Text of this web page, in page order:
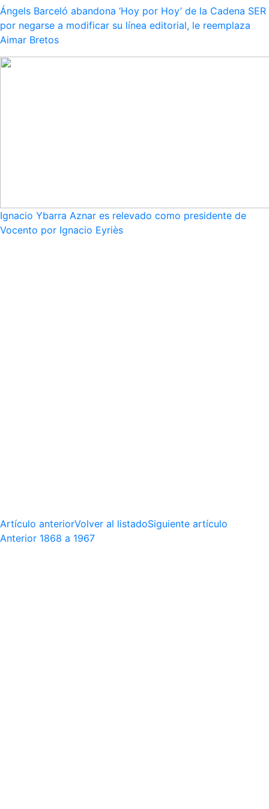
Ángels Barceló abandona ‘Hoy por Hoy’ de la Cadena SER
por negarse a modificar su línea editorial, le reemplaza
Aimar Bretos
Ignacio Ybarra Aznar es relevado como presidente de
Vocento por Ignacio Eyriès
Artículo anteriorVolver al listadoSiguiente artículo
Anterior 1868 a 1967